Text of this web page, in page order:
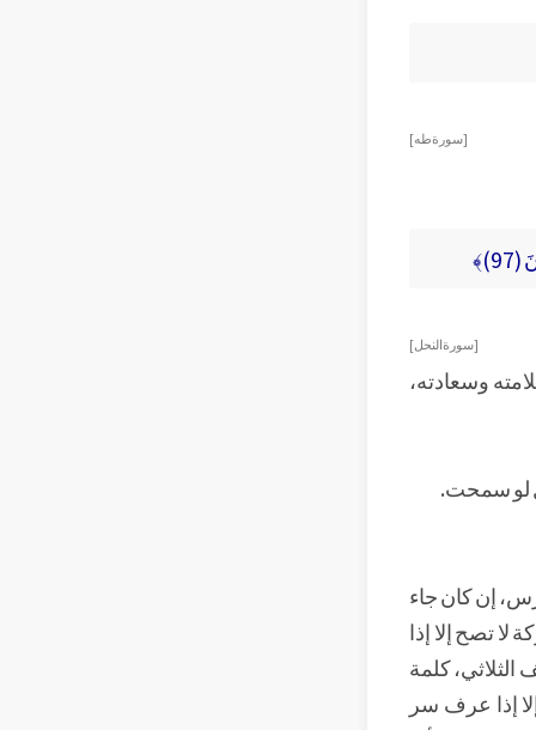
[سورة طه]
[سورة النحل]
وسعادته،
لو سمحت.
إن كان جاء
تصح إلا إذا
كلمة
إذا عرف سر